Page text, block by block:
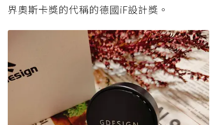
界奧斯卡獎的代稱的德國iF設計獎。